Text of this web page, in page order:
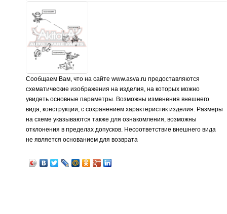
Сообщаем Вам, что на сайте www.asva.ru предоставляются
схематические изображения на изделия, на которых можно
увидеть основные параметры. Возможны изменения внешнего
вида, конструкции, с сохранением характеристик изделия. Размеры
на схеме указываются также для ознакомления, возможны
отклонения в пределах допусков. Несоответствие внешнего вида
не является основанием для возврата